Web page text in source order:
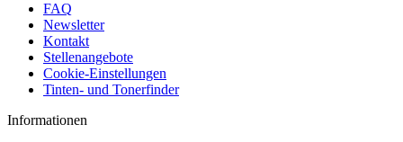
FAQ
Newsletter
Kontakt
Stellenangebote
Cookie-Einstellungen
Tinten- und Tonerfinder
Informationen